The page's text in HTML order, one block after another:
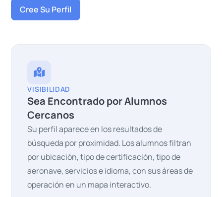
Cree Su Perfil
VISIBILIDAD
Sea Encontrado por Alumnos
Cercanos
Su perfil aparece en los resultados de
búsqueda por proximidad. Los alumnos filtran
por ubicación, tipo de certificación, tipo de
aeronave, servicios e idioma, con sus áreas de
operación en un mapa interactivo.